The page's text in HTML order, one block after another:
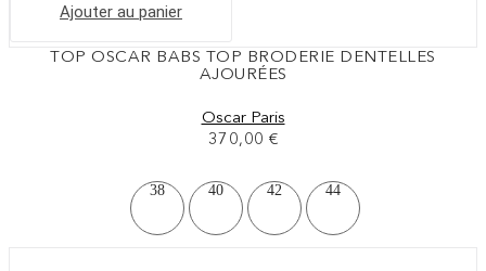
Ajouter au panier
TOP OSCAR BABS TOP BRODERIE DENTELLES
AJOURÉES
Oscar Paris
370,00 €
38 40 42 44